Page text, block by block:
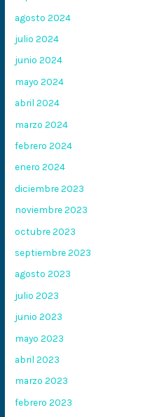
agosto 2024
julio 2024
junio 2024
mayo 2024
abril 2024
marzo 2024
febrero 2024
enero 2024
diciembre 2023
noviembre 2023
octubre 2023
septiembre 2023
agosto 2023
julio 2023
junio 2023
mayo 2023
abril 2023
marzo 2023
febrero 2023